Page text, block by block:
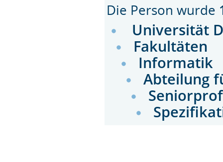
Die Person wurde
Universität
Fakultäten
Informatik
Abteilung